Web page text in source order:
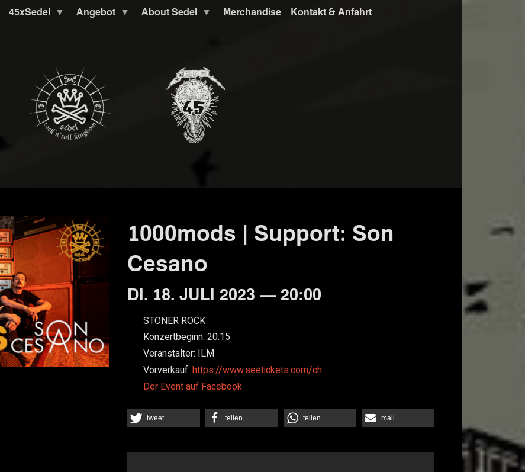
45xSedel Angebot About Sedel Merchandise Kontakt & Anfahrt
1000mods | Support: Son
Cesano
DI. 18. JULI 2023 — 20:00
STONER ROCK
Konzertbeginn: 20:15
Veranstalter: ILM
Vorverkauf: https://www.seetickets.com/ch…
Der Event auf Facebook
tweet teilen teilen mail